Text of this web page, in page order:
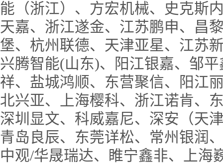
能（浙江）、方宏机械、史克斯
天嘉、浙江遂金、江苏鹏申、昌
堡、杭州联德、天津亚星、江苏
兴腾智能(山东)、阳江银嘉、邹
祥、盐城鸿顺、东营聚信、阳江
北兴亚、上海樱科、浙江诺肯、
深圳显文、科威嘉尼、深安（天
青岛良辰、东莞详松、常州银润
中观/华晟瑞达、睢宁鑫非、上海